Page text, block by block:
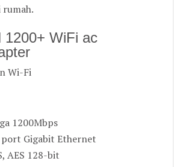
rumah.
1200+ WiFi ac
Wi-Fi
1200Mbps
Gigabit Ethernet
AES 128-bit